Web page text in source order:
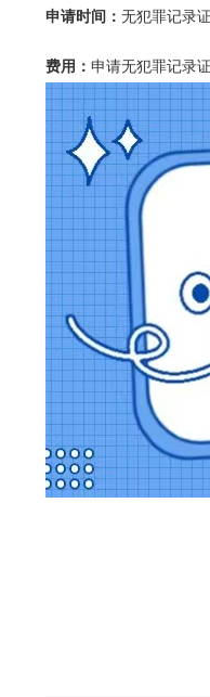
申请时间： 无犯罪记录
费用： 申请无犯罪记录